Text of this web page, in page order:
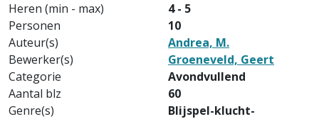
Heren (min - max)
4 - 5
Personen
10
Auteur(s)
Andrea, M.
Bewerker(s)
Groeneveld, Geert
Categorie
Avondvullend
Aantal blz
60
Genre(s)
Blijspel-klucht-